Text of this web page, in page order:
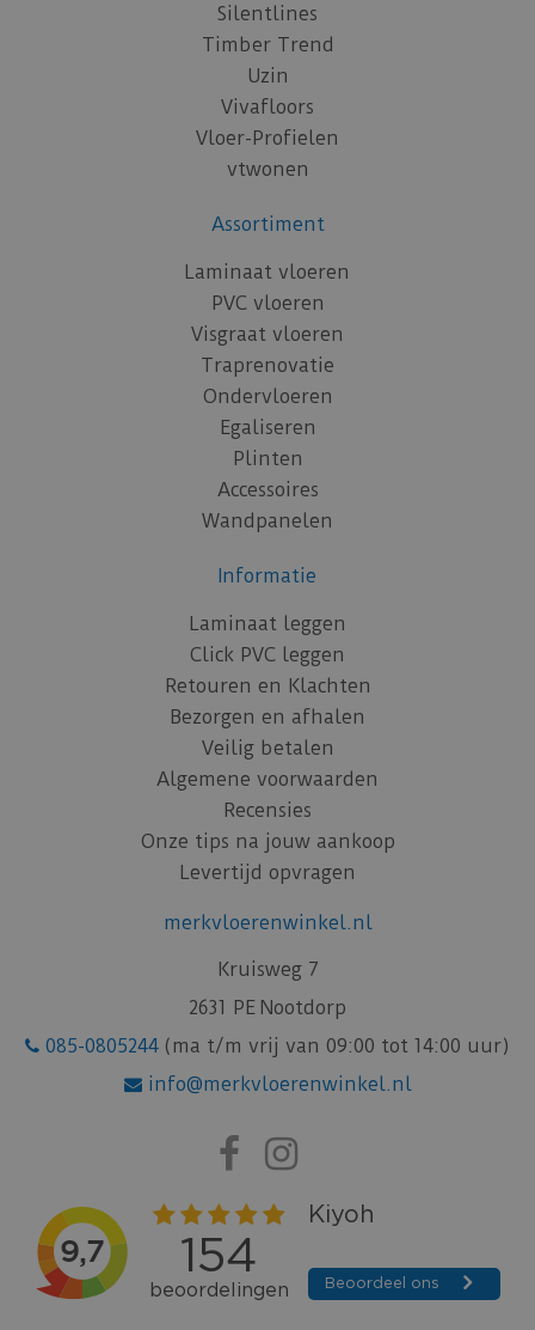
Silentlines
Timber Trend
Uzin
Vivafloors
Vloer-Profielen
vtwonen
Assortiment
Laminaat vloeren
PVC vloeren
Visgraat vloeren
Traprenovatie
Ondervloeren
Egaliseren
Plinten
Accessoires
Wandpanelen
Informatie
Laminaat leggen
Click PVC leggen
Retouren en Klachten
Bezorgen en afhalen
Veilig betalen
Algemene voorwaarden
Recensies
Onze tips na jouw aankoop
Levertijd opvragen
merkvloerenwinkel.nl
Kruisweg 7
2631 PE Nootdorp
085-0805244 (ma t/m vrij van 09:00 tot 14:00 uur)
info@merkvloerenwinkel.nl